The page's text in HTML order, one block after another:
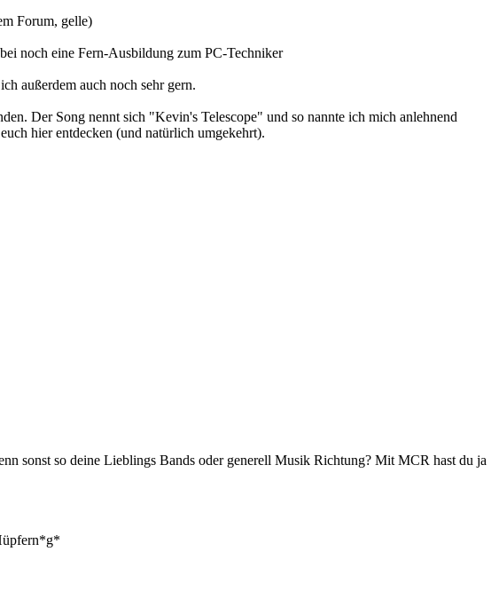
Forum, gelle)
noch eine Fern-Ausbildung zum PC-Techniker
außerdem auch noch sehr gern.
Der Song nennt sich "Kevin's Telescope" und so nannte ich mich anlehnend
hier entdecken (und natürlich umgekehrt).
sonst so deine Lieblings Bands oder generell Musik Richtung? Mit MCR hast du ja